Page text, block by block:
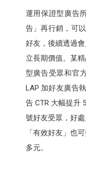
運用保證型廣告
告」再行銷，可
好友，後續透過
立長期價值。某
型廣告受眾和官
LAP 加好友廣告
告 CTR 大幅提升
號好友受眾，好
「有效好友」也
多元。